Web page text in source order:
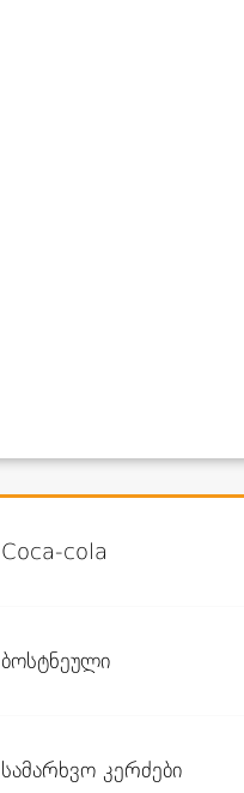
Coca-cola
ბოსტნეული
სამარხვო კერძები